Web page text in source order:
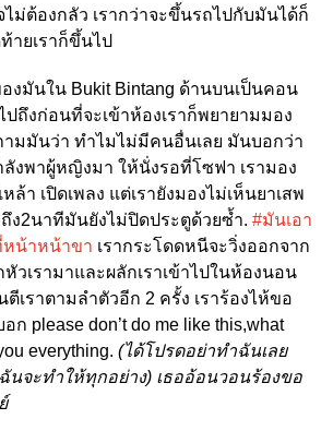
ไม่ต้องกลัว เรากว่าจะขึ้นรถไปกับมันได้ก็
ายเราก็ขึ้นไป
งมันใน Bukit Bintang ด้านบนเป็นคอน
ถึงก่อนที่จะเข้าห้องเราก็พยายามมอง
มมันว่า ทำไมไม่มีคนอื่นเลย มันบอกว่า
งพาผู้หญิงมา ให้นั่งรอที่โซฟา เรามอง
ล้า เปิดเพลง แต่เรายังมองไม่เห็นยาเสพ
ง2นาทีมันยังไม่ปิดประตูด้วยซ้ำ. #มันเอา
หน้าหน้าขา เรากระโดดหนีจะวิ่งออกจาก
วเรามาและผลักเราเข้าไปในห้องนอน
เราตามลำตัวอีก 2 ครั้ง เราร้องไห้ขอ
please don’t do me like this,what
everything. (ได้โปรดอย่าทำฉันเลย
นจะทำให้ทุกอย่าง) เธออ้อนวอนร้องขอ